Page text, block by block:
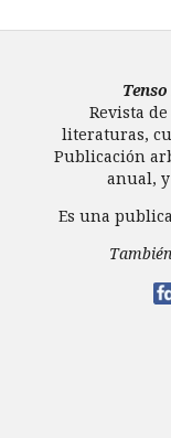
Revista
literaturas,
Publicación
anual,
Es una